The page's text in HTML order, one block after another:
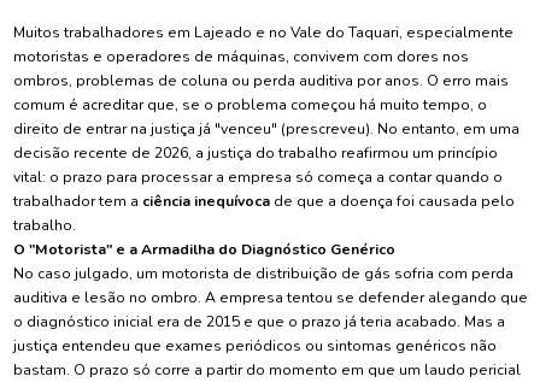
Muitos trabalhadores em Lajeado e no Vale do Taquari, especialmente
motoristas e operadores de máquinas, convivem com dores nos
ombros, problemas de coluna ou perda auditiva por anos. O erro mais
comum é acreditar que, se o problema começou há muito tempo, o
direito de entrar na justiça já "venceu" (prescreveu). No entanto, em uma
decisão recente de 2026, a justiça do trabalho reafirmou um princípio
vital: o prazo para processar a empresa só começa a contar quando o
trabalhador tem a ciência inequívocade que a doença foi causada pelo
trabalho.
O "Motorista" e a Armadilha do Diagnóstico Genérico
No caso julgado, um motorista de distribuição de gás sofria com perda
auditiva e lesão no ombro. A empresa tentou se defender alegando que
o diagnóstico inicial era de 2015 e que o prazo já teria acabado. Mas a
justiça entendeu que exames periódicos ou sintomas genéricos não
bastam. O prazo só corre a partir do momento em que um laudo pericial